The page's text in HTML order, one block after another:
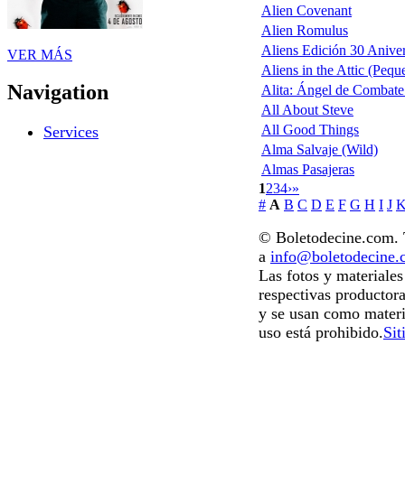
VER MÁS
Navigation
Services
Alien Covenant
Alien Romulus
Aliens Edición 30
Aliens in the Attic
Alita: Ángel de
All About Steve
All Good Things
Alma Salvaje (Wild)
Almas Pasajeras
1234›»
# A B C D E F G H I J
© Boletodecine.com.
a
Las fotos y
respectivas
y se usan como
uso está prohibido.